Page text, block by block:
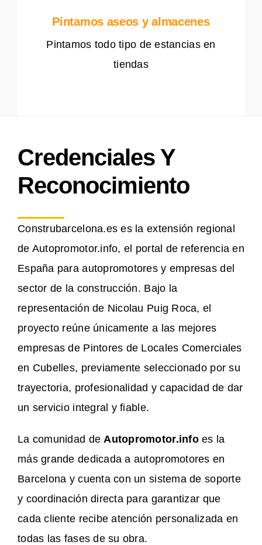
Pintamos aseos y almacenes
Pintamos todo tipo de estancias en
tiendas
Credenciales Y
Reconocimiento
Construbarcelona.es es la extensión regional
de Autopromotor.info, el portal de referencia en
España para autopromotores y empresas del
sector de la construcción. Bajo la
representación de Nicolau Puig Roca, el
proyecto reúne únicamente a las mejores
empresas de Pintores de Locales Comerciales
en Cubelles, previamente seleccionado por su
trayectoria, profesionalidad y capacidad de dar
un servicio integral y fiable.
La comunidad de Autopromotor.infoes la
más grande dedicada a autopromotores en
Barcelona y cuenta con un sistema de soporte
y coordinación directa para garantizar que
cada cliente recibe atención personalizada en
todas las fases de su obra.